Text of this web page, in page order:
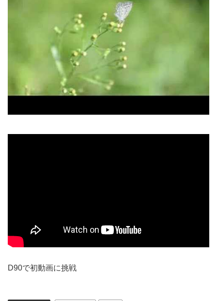
D90で初動画に挑戦